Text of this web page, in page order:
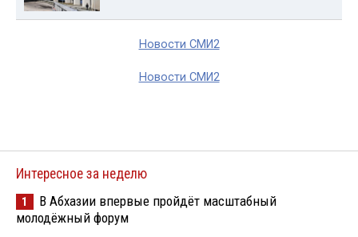
Новости СМИ2
Новости СМИ2
Интересное за неделю
1
В Абхазии впервые пройдёт масштабный
молодёжный форум